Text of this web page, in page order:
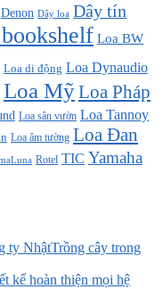
Denon Dây loa Dây tín
Loa BW
Loa di động Loa Dynaudio
Loa MỹLoa Pháp
Loa sân vườn Loa Tannoy
Loa âm tường Loa Đan
Rotel TIC Yamaha
Trồng cây trong